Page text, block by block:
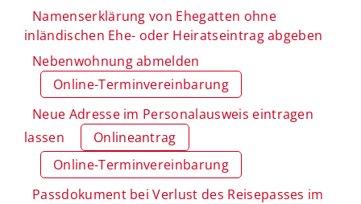
Namenserklärung von Ehegatten ohne
inländischen Ehe- oder Heiratseintrag abgeben
Nebenwohnung abmelden
Online-Terminvereinbarung
Neue Adresse im Personalausweis eintragen
lassen
Onlineantrag
Online-Terminvereinbarung
Passdokument bei Verlust des Reisepasses im